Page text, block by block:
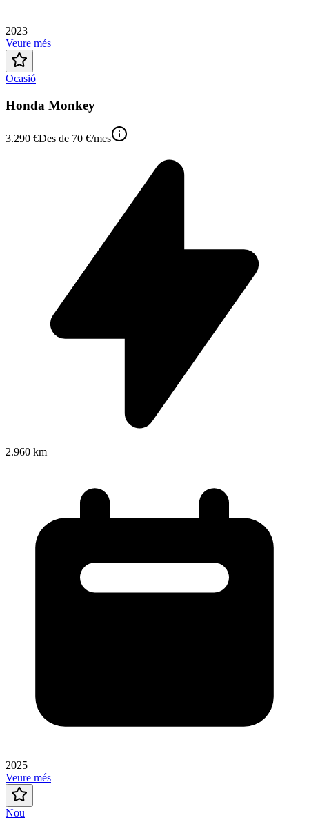
2023
Veure més
Ocasió
Honda Monkey
3.290 €Des de 70 €/mes
2.960 km
2025
Veure més
Nou